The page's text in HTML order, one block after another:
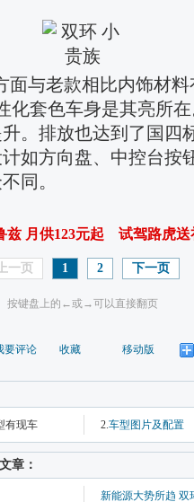
面与老款相比内饰材
化套色车身是其亮所
。排放也达到了国四
如方向盘、中控台按
同。
兹 月供123元起 试驾路虎送
一页 1 2 下一页
按键盘上的←或→可以直接翻页
要评论 收藏 移动版
有现车 2.车型图片及配置
文章：
新能源大势所趋 双